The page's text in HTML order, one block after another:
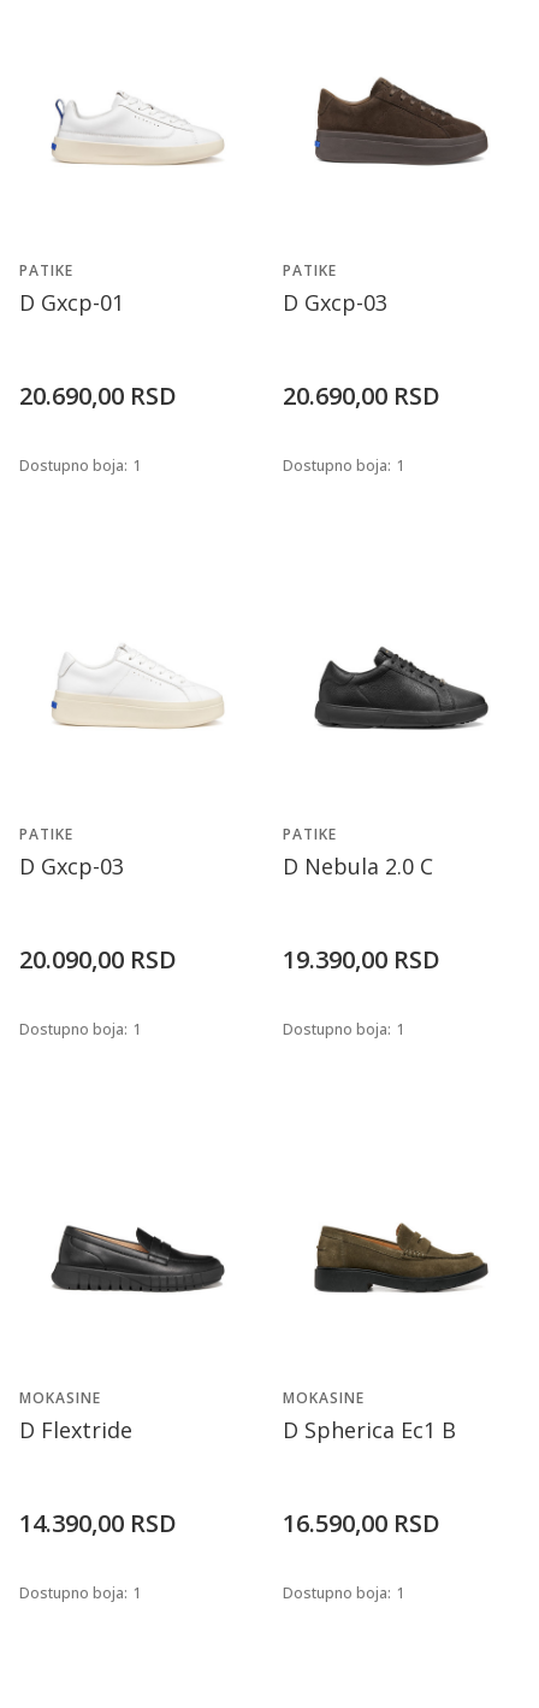
PATIKE
D Gxcp-01
20.690,00 RSD
Dostupno boja: 1
PATIKE
D Gxcp-03
20.690,00 RSD
Dostupno boja: 1
PATIKE
D Gxcp-03
20.090,00 RSD
Dostupno boja: 1
PATIKE
D Nebula 2.0 C
19.390,00 RSD
Dostupno boja: 1
MOKASINE
D Flextride
14.390,00 RSD
Dostupno boja: 1
MOKASINE
D Spherica Ec1 B
16.590,00 RSD
Dostupno boja: 1